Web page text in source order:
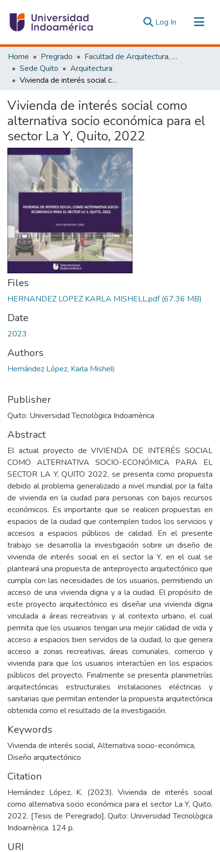
Log In (current)
Communities & Collections
All of DSpace
Statistics
Home Pregrado
Facultad de Arquitectura, Artes y Diseño
Sede Quito
Arquitectura
Vivienda de interés social como alternativa socio económica para el sector La Y, Quito, 2022
Vivienda de interés social como
alternativa socio económica para el
sector La Y, Quito, 2022
Files
HERNANDEZ LOPEZ KARLA MISHELL.pdf(67.36 MB)
Date
2023
Authors
Hernández López, Karla Mishell
Publisher
Quito: Universidad Tecnològica Indoamèrica
Abstract
El actual proyecto de VIVIENDA DE INTERÉS SOCIAL
COMO ALTERNATIVA SOCIO-ECONÓMICA PARA EL
SECTOR LA Y, QUITO 2022, se presenta como propuesta
debido al problema generalizado a nivel mundial por la falta
de vivienda en la ciudad para personas con bajos recursos
económicos. Es importante que se realicen propuestas en
espacios de la ciudad que contemplen todos los servicios y
accesos a espacios públicos de calidad. En el presente
trabajo se desarrolla la investigación sobre un diseño de
vivienda de interés social en el sector la Y, en el cual se
planteará una propuesta de anteproyecto arquitectónico que
cumpla con las necesidades de los usuarios, permitiendo un
acceso de una vivienda digna y a la ciudad. El propósito de
este proyecto arquitectónico es diseñar una vivienda digna
vinculada a áreas recreativas y al contexto urbano, el cual
permita que los usuarios tengan una mejor calidad de vida y
acceso a espacios bien servidos de la ciudad, lo que genera
acceso a zonas recreativas, áreas comunales, comercio y
vivienda para que los usuarios interactúen en los espacios
públicos del proyecto. Finalmente se presenta planimetrías
arquitectónicas estructurales instalaciones eléctricas y
sanitarias que permitan entender la propuesta arquitectónica
obtenida como el resultado de la investigación.
Keywords
Vivienda de interés social, Alternativa socio-económica,
Diseño arquitectónico
Citation
Hernández López, K. (2023). Vivienda de interés social
como alternativa socio económica para el sector La Y, Quito,
2022. [Tesis de Peregrado]. Quito: Universidad Tecnològica
Indoamèrica. 124 p.
URI